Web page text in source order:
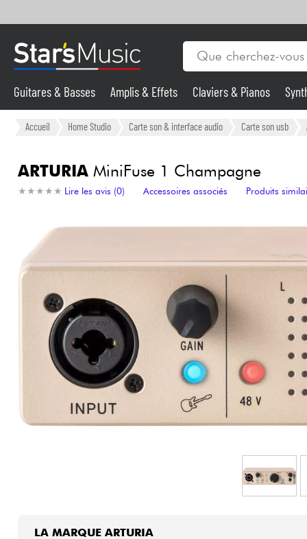
Guitares & Basses
Synthés & Sampleurs
Micros & HF
Violons & Quatuor
HiFi
Guitares & Basses Amplis & Effets Claviers & Pianos
Accueil Home Studio Carte son & interface audio Carte son usb
ARTURIAMiniFuse 1 Champagne
★ ★ ★ ★ ★
★ ★ ★ ★ ★ Lire les avis (0) Accessoires associés Produits
LA MARQUE ARTURIA